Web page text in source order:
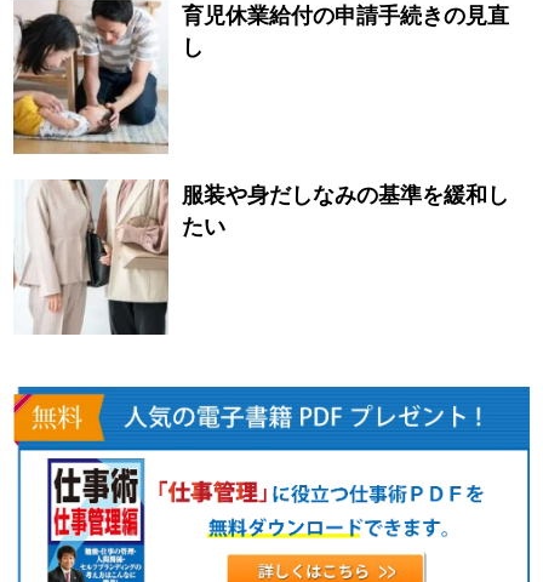
育児休業給付の申請手続きの見直
し
服装や身だしなみの基準を緩和し
たい